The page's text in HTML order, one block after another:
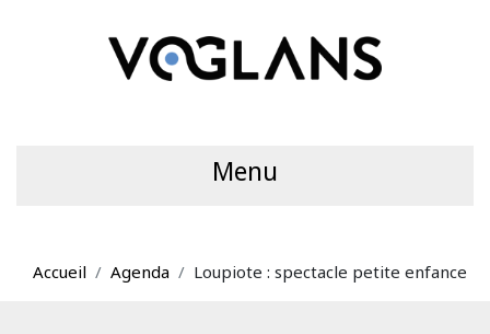
Menu
Accueil Agenda Loupiote : spectacle petite enfance